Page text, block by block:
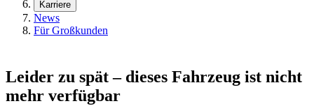
Karriere
News
Für Großkunden
Leider zu spät – dieses Fahrzeug ist nicht
mehr verfügbar